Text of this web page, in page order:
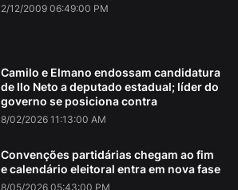
2/12/2009 06:49:00 PM
Camilo e Elmano endossam candidatura
de Ilo Neto a deputado estadual; líder do
governo se posiciona contra
8/02/2026 11:13:00 AM
Convenções partidárias chegam ao fim
e calendário eleitoral entra em nova fase
8/05/2026 05:43:00 PM